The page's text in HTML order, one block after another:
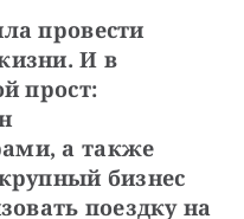
провести
И в
прост:
а также
бизнес
поездку на